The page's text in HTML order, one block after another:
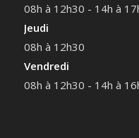
08h à 12h30 - 14h à
Jeudi
08h à 12h30
Vendredi
08h à 12h30 - 14h à